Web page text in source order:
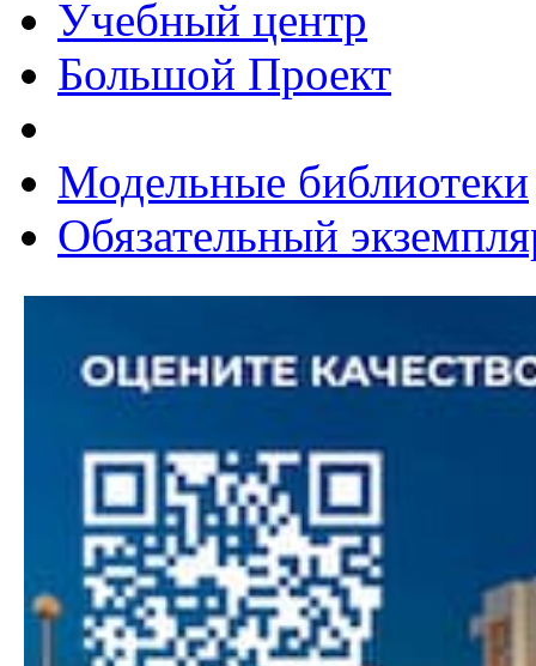
Учебный центр
Большой Проект
Модельные библиотеки
Обязательный